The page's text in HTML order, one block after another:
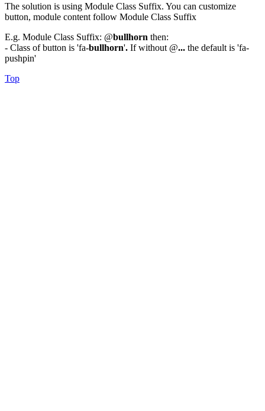
The solution is using Module Class Suffix. You can customize
button, module content follow Module Class Suffix
E.g. Module Class Suffix: @bullhorn then:
- Class of button is 'fa-bullhorn'. If without @... the default is 'fa-
pushpin'
Top